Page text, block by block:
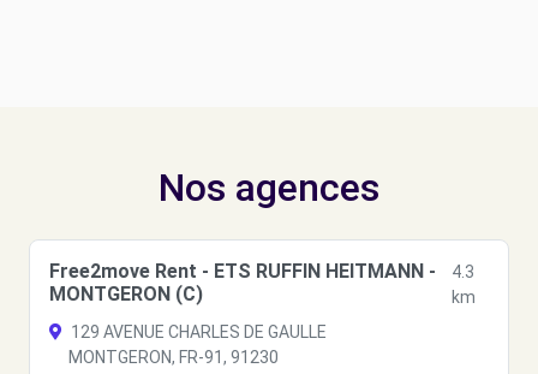
Nos agences
Free2move Rent - ETS RUFFIN HEITMANN -
MONTGERON (C)
4.3
km
129 AVENUE CHARLES DE GAULLE
MONTGERON, FR-91, 91230